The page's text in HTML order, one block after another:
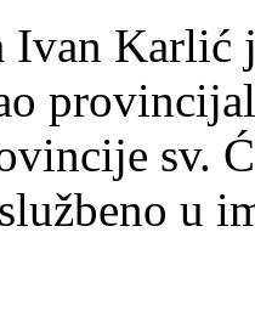
Ivan Karlić
sv.
u